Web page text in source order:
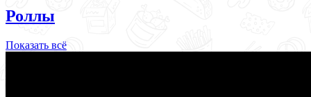
Роллы
Показать всё